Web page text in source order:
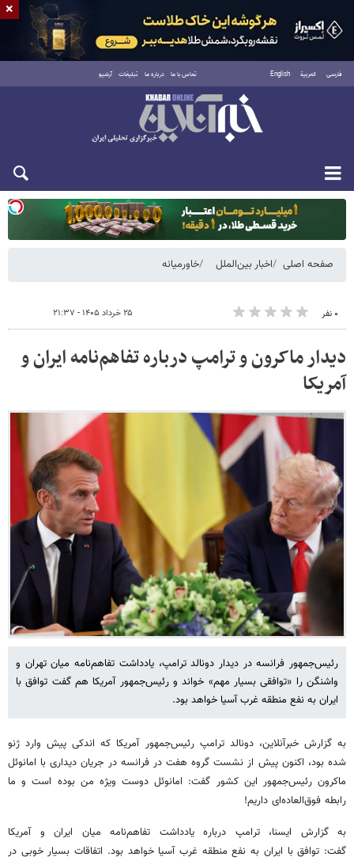
فارسی العربية English تماس با ما درباره ما تبلیغات آرشیو
یکشنبه ۱۸ مرداد ۱۴۰۵
صفحه اصلی اخبار بین‌الملل خاورمیانه
۰ نفر ۲۵ خرداد ۱۴۰۵ - ۲۱:۳۷
دیدار ماکرون و ترامپ درباره تفاهم‌نامه ایران و
آمریکا
رئیس‌جمهور فرانسه در دیدار دونالد ترامپ، یادداشت تفاهم‌نامه میان تهران و
واشنگن را «توافقی بسیار مهم» خواند و رئیس‌جمهور آمریکا هم گفت توافق با
ایران به نفع منطقه غرب آسیا خواهد بود.
به گزارش خبرآنلاین، دونالد ترامپ رئیس‌جمهور آمریکا که اندکی پیش وارد ژنو
شده بود، اکنون پیش از نشست گروه هفت در فرانسه در جریان دیداری با امانوئل
ماکرون رئیس‌جمهور این کشور گفت: امانوئل دوست ویژه من بوده است و ما
رابطه فوق‌العاده‌ای داریم!
به گزارش ایسنا، ترامپ درباره یادداشت تفاهم‌نامه میان ایران و آمریکا
گفت: توافق با ایران به نفع منطقه غرب آسیا خواهد بود. اتفاقات بسیار خوبی در
×